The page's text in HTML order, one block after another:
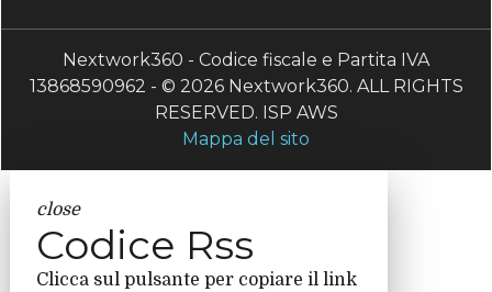
Nextwork360 - Codice fiscale e Partita IVA
13868590962 - © 2026 Nextwork360. ALL RIGHTS
RESERVED. ISP AWS
Mappa del sito
close
Codice Rss
Clicca sul pulsante per copiare il link